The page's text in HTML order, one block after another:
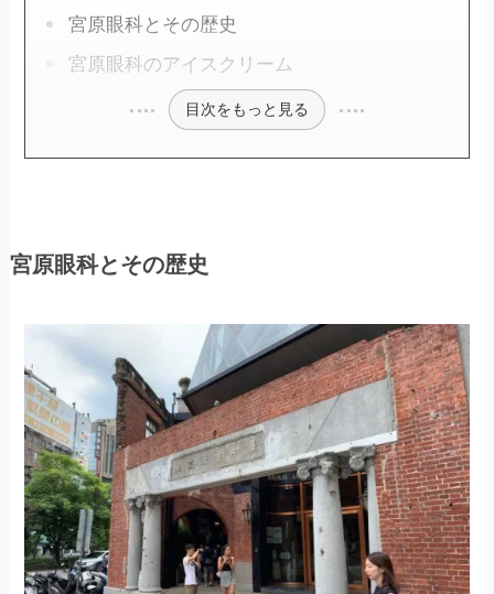
宮原眼科とその歴史
宮原眼科のアイスクリーム
目次をもっと見る
宮原眼科とその歴史